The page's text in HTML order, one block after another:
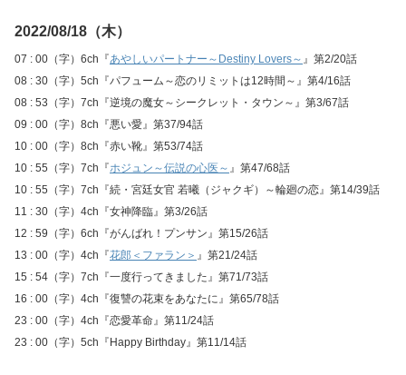
2022/08/18（木）
07 : 00（字）6ch『あやしいパートナー～Destiny Lovers～ 』第2/20話
08 : 30（字）5ch『パフューム～恋のリミットは12時間～』第4/16話
08 : 53（字）7ch『逆境の魔女～シークレット・タウン～』第3/67話
09 : 00（字）8ch『悪い愛』第37/94話
10 : 00（字）8ch『赤い靴』第53/74話
10 : 55（字）7ch『ホジュン～伝説の心医～ 』第47/68話
10 : 55（字）7ch『続・宮廷女官 若曦（ジャクギ）～輪廻の恋』第14/39話
11 : 30（字）4ch『女神降臨』第3/26話
12 : 59（字）6ch『がんばれ！プンサン』第15/26話
13 : 00（字）4ch『花郎＜ファラン＞ 』第21/24話
15 : 54（字）7ch『一度行ってきました』第71/73話
16 : 00（字）4ch『復讐の花束をあなたに』第65/78話
23 : 00（字）4ch『恋愛革命』第11/24話
23 : 00（字）5ch『Happy Birthday』第11/14話